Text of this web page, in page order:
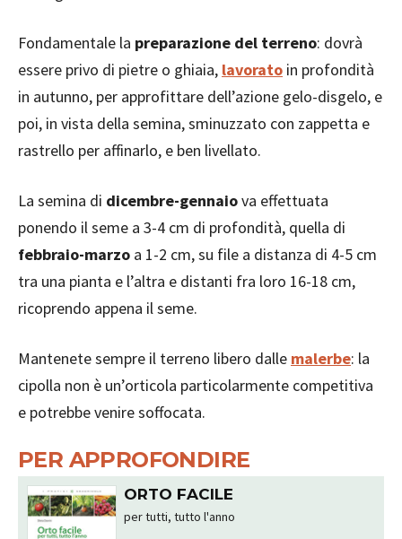
Fondamentale la preparazione del terreno: dovrà
essere privo di pietre o ghiaia, lavorato in profondità
in autunno, per approfittare dell’azione gelo-disgelo, e
poi, in vista della semina, sminuzzato con zappetta e
rastrello per affinarlo, e ben livellato.
La semina di dicembre-gennaiova effettuata
ponendo il seme a 3-4 cm di profondità, quella di
febbraio-marzo a 1-2 cm, su file a distanza di 4-5 cm
tra una pianta e l’altra e distanti fra loro 16-18 cm,
ricoprendo appena il seme.
Mantenete sempre il terreno libero dalle malerbe: la
cipolla non è un’orticola particolarmente competitiva
e potrebbe venire soffocata.
PER APPROFONDIRE
ORTO FACILE
per tutti, tutto l'anno